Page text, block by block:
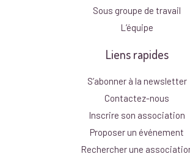
Sous groupe de travail
L’équipe
Liens rapides
S’abonner à la newsletter
Contactez-nous
Inscrire son association
Proposer un événement
Rechercher une